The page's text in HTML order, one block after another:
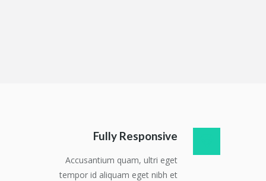
Fully Responsive
Accusantium quam, ultri eget
tempor id aliquam eget nibh et